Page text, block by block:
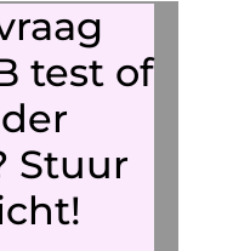
test of
Stuur